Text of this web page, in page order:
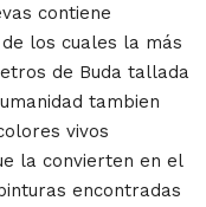
contiene
los cuales la más
de Buda tallada
tambien
vivos
la convierten en el
encontradas